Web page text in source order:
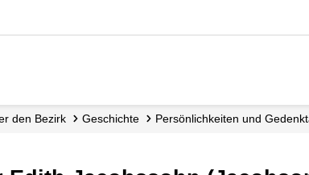
den Bezirk Geschichte Persönlichkeiten und